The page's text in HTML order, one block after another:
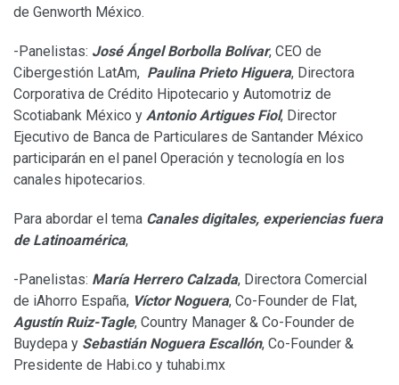
de Genworth México.
-Panelistas: José Ángel Borbolla Bolívar, CEO de
Cibergestión LatAm, Paulina Prieto Higuera, Directora
Corporativa de Crédito Hipotecario y Automotriz de
Scotiabank México y Antonio Artigues Fiol, Director
Ejecutivo de Banca de Particulares de Santander México
participarán en el panel Operación y tecnología en los
canales hipotecarios.
Para abordar el tema Canales digitales, experiencias fuera
de Latinoamérica,
-Panelistas: María Herrero Calzada, Directora Comercial
de iAhorro España, Víctor Noguera, Co-Founder de Flat,
Agustín Ruiz-Tagle, Country Manager & Co-Founder de
Buydepa y Sebastián Noguera Escallón, Co-Founder &
Presidente de Habi.co y tuhabi.mx